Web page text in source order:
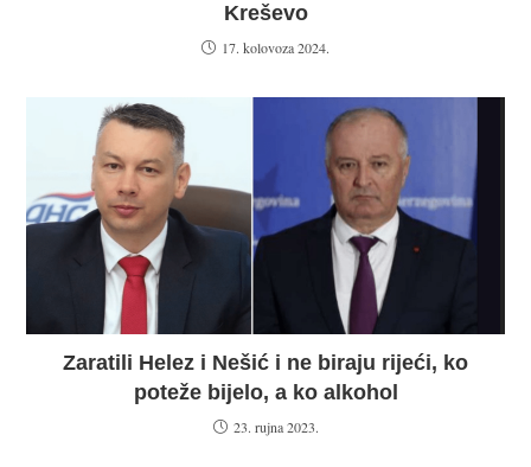
Kreševo
17. kolovoza 2024.
Zaratili Helez i Nešić i ne biraju rijeći, ko
poteže bijelo, a ko alkohol
23. rujna 2023.